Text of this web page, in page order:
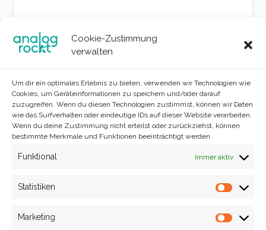
Cookie-Zustimmung
verwalten
Um dir ein optimales Erlebnis zu bieten, verwenden wir Technologien wie
Cookies, um Geräteinformationen zu speichern und/oder darauf
zuzugreifen. Wenn du diesen Technologien zustimmst, können wir Daten
wie das Surfverhalten oder eindeutige IDs auf dieser Website verarbeiten.
Wenn du deine Zustimmung nicht erteilst oder zurückziehst, können
bestimmte Merkmale und Funktionen beeinträchtigt werden.
Funktional Immer aktiv
Statistiken
Marketing
10. August 2025